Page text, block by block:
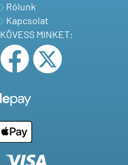
Rólunk
Kapcsolat
KÖVESS MINKET: